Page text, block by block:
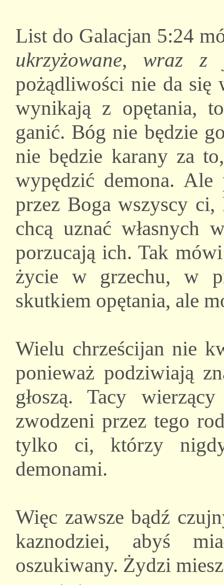
List do Galacjan 5:24
ukrzyżowane, wraz z
pożądliwości nie da się
wynikają z opętania,
ganić. Bóg nie będzie
nie będzie karany za
wypędzić demona. Ale
przez Boga wszyscy
chcą uznać własnych
porzucają ich. Tak
życie w grzechu, w
skutkiem opętania, ale
Wielu chrześcijan nie
ponieważ podziwiają
głoszą. Tacy
zwodzeni przez tego
tylko ci, którzy
demonami.
Więc zawsze bądź
kaznodziei, abyś
oszukiwany. Żydzi